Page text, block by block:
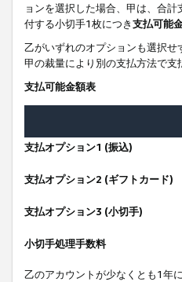
ョンを選択した場合、甲は、合計
付する小切手1枚につき支払可能
乙がいずれのオプションも選択
甲の裁量により別の支払方法で
支払可能金額表
支払オプション1 (振込)
支払オプション2 (ギフトカード)
支払オプション3 (小切手)
小切手処理手数料
乙のアカウントが少なくとも1年